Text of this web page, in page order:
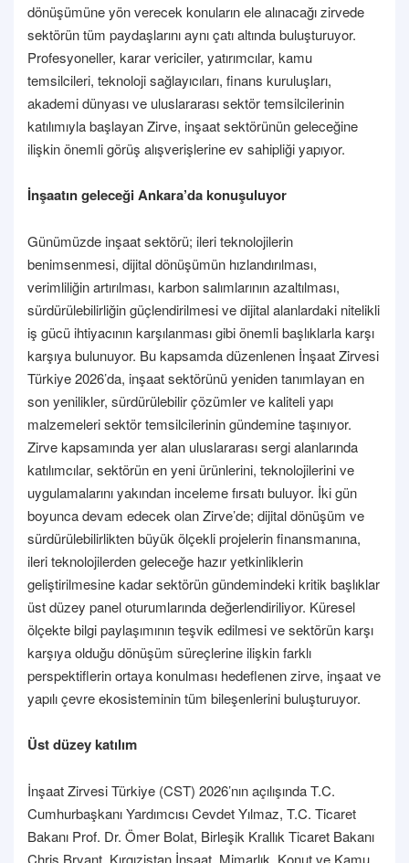
dönüşümüne yön verecek konuların ele alınacağı zirvede
sektörün tüm paydaşlarını aynı çatı altında buluşturuyor.
Profesyoneller, karar vericiler, yatırımcılar, kamu
temsilcileri, teknoloji sağlayıcıları, finans kuruluşları,
akademi dünyası ve uluslararası sektör temsilcilerinin
katılımıyla başlayan Zirve, inşaat sektörünün geleceğine
ilişkin önemli görüş alışverişlerine ev sahipliği yapıyor.
İnşaatın geleceği Ankara’da konuşuluyor
Günümüzde inşaat sektörü; ileri teknolojilerin
benimsenmesi, dijital dönüşümün hızlandırılması,
verimliliğin artırılması, karbon salımlarının azaltılması,
sürdürülebilirliğin güçlendirilmesi ve dijital alanlardaki nitelikli
iş gücü ihtiyacının karşılanması gibi önemli başlıklarla karşı
karşıya bulunuyor. Bu kapsamda düzenlenen İnşaat Zirvesi
Türkiye 2026’da, inşaat sektörünü yeniden tanımlayan en
son yenilikler, sürdürülebilir çözümler ve kaliteli yapı
malzemeleri sektör temsilcilerinin gündemine taşınıyor.
Zirve kapsamında yer alan uluslararası sergi alanlarında
katılımcılar, sektörün en yeni ürünlerini, teknolojilerini ve
uygulamalarını yakından inceleme fırsatı buluyor. İki gün
boyunca devam edecek olan Zirve’de; dijital dönüşüm ve
sürdürülebilirlikten büyük ölçekli projelerin finansmanına,
ileri teknolojilerden geleceğe hazır yetkinliklerin
geliştirilmesine kadar sektörün gündemindeki kritik başlıklar
üst düzey panel oturumlarında değerlendiriliyor. Küresel
ölçekte bilgi paylaşımının teşvik edilmesi ve sektörün karşı
karşıya olduğu dönüşüm süreçlerine ilişkin farklı
perspektiflerin ortaya konulması hedeflenen zirve, inşaat ve
yapılı çevre ekosisteminin tüm bileşenlerini buluşturuyor.
Üst düzey katılım
İnşaat Zirvesi Türkiye (CST) 2026’nın açılışında T.C.
Cumhurbaşkanı Yardımcısı Cevdet Yılmaz, T.C. Ticaret
Bakanı Prof. Dr. Ömer Bolat, Birleşik Krallık Ticaret Bakanı
Chris Bryant, Kırgızistan İnşaat, Mimarlık, Konut ve Kamu